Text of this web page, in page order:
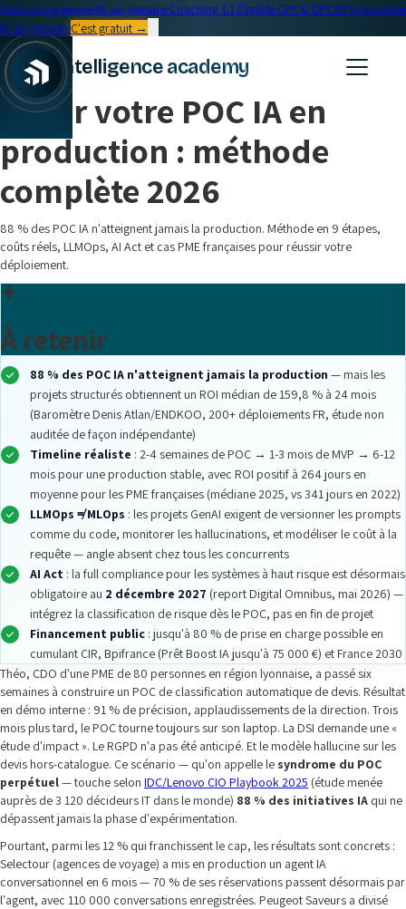
Votre programme IA sur mesure·Coaching 1:1·Éligible CPF & OPCOProgramme
IA sur mesureC'est gratuit →
intelligence academy
← Blog
Formation IA• 29 min read
Sortir votre POC IA en
production : méthode
complète 2026
88 % des POC IA n'atteignent jamais la production. Méthode en 9 étapes,
coûts réels, LLMOps, AI Act et cas PME françaises pour réussir votre
déploiement.
À retenir
88 % des POC IA n'atteignent jamais la production — mais les
projets structurés obtiennent un ROI médian de 159,8 % à 24 mois
(Baromètre Denis Atlan/ENDKOO, 200+ déploiements FR, étude non
auditée de façon indépendante)
Timeline réaliste : 2-4 semaines de POC → 1-3 mois de MVP → 6-12
mois pour une production stable, avec ROI positif à 264 jours en
moyenne pour les PME françaises (médiane 2025, vs 341 jours en 2022)
LLMOps ≠ MLOps : les projets GenAI exigent de versionner les prompts
comme du code, monitorer les hallucinations, et modéliser le coût à la
requête — angle absent chez tous les concurrents
AI Act : la full compliance pour les systèmes à haut risque est désormais
obligatoire au 2 décembre 2027 (report Digital Omnibus, mai 2026) —
intégrez la classification de risque dès le POC, pas en fin de projet
Financement public : jusqu'à 80 % de prise en charge possible en
cumulant CIR, Bpifrance (Prêt Boost IA jusqu'à 75 000 €) et France 2030
Théo, CDO d'une PME de 80 personnes en région lyonnaise, a passé six
semaines à construire un POC de classification automatique de devis. Résultat
en démo interne : 91 % de précision, applaudissements de la direction. Trois
mois plus tard, le POC tourne toujours sur son laptop. La DSI demande une «
étude d'impact ». Le RGPD n'a pas été anticipé. Et le modèle hallucine sur les
devis hors-catalogue. Ce scénario — qu'on appelle le syndrome du POC
perpétuel— touche selon IDC/Lenovo CIO Playbook 2025 (étude menée
auprès de 3 120 décideurs IT dans le monde) 88 % des initiatives IA qui ne
dépassent jamais la phase d'expérimentation.
Pourtant, parmi les 12 % qui franchissent le cap, les résultats sont concrets :
Selectour (agences de voyage) a mis en production un agent IA
conversationnel en 6 mois — 70 % de ses réservations passent désormais par
l'agent, avec 110 000 conversations enregistrées. Peugeot Saveurs a divisé